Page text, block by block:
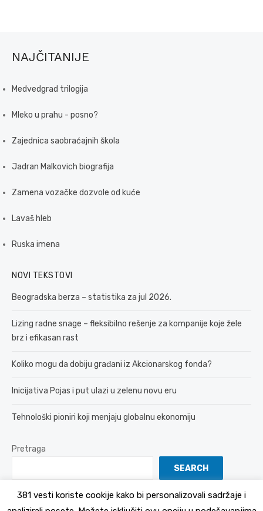
NAJČITANIJE
Medvedgrad trilogija
Mleko u prahu - posno?
Zajednica saobraćajnih škola
Jadran Malkovich biografija
Zamena vozačke dozvole od kuće
Lavaš hleb
Ruska imena
NOVI TEKSTOVI
Beogradska berza – statistika za jul 2026.
Lizing radne snage – fleksibilno rešenje za kompanije koje žele
brz i efikasan rast
Koliko mogu da dobiju građani iz Akcionarskog fonda?
Inicijativa Pojas i put ulazi u zelenu novu eru
Tehnološki pioniri koji menjaju globalnu ekonomiju
Pretraga
SEARCH
381 vesti koriste cookije kako bi personalizovali sadržaje i